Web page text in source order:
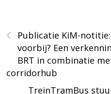
‹
Publicatie KiM-
voorbij? Een
BRT in combinatie
corridorhub
TreinTramBus